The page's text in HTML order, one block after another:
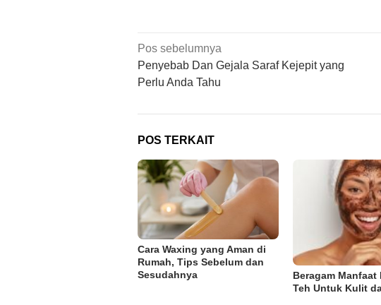
Navigasi
pos
Pos sebelumnya
Penyebab Dan Gejala Saraf Kejepit yang
Perlu Anda Tahu
POS TERKAIT
Cara Waxing yang Aman di
Rumah, Tips Sebelum dan
Sesudahnya
Beragam Manfaat
Teh Untuk Kulit